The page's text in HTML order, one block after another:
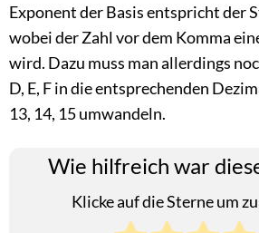
Exponent der Basis entspricht der
wobei der Zahl vor dem Komma
wird. Dazu muss man allerdings
D, E, F in die entsprechenden
13, 14, 15 umwandeln.
Wie hilfreich war
Klicke auf die Sterne um